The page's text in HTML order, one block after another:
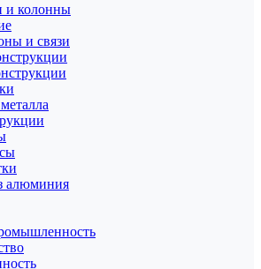
и колонны
и связи
алюминия